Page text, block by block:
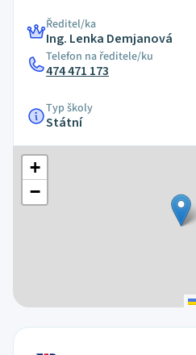
Ředitel/ka
Ing. Lenka Demjanová
Telefon na ředitele/ku
474 471 173
Typ školy
Státní
+
−